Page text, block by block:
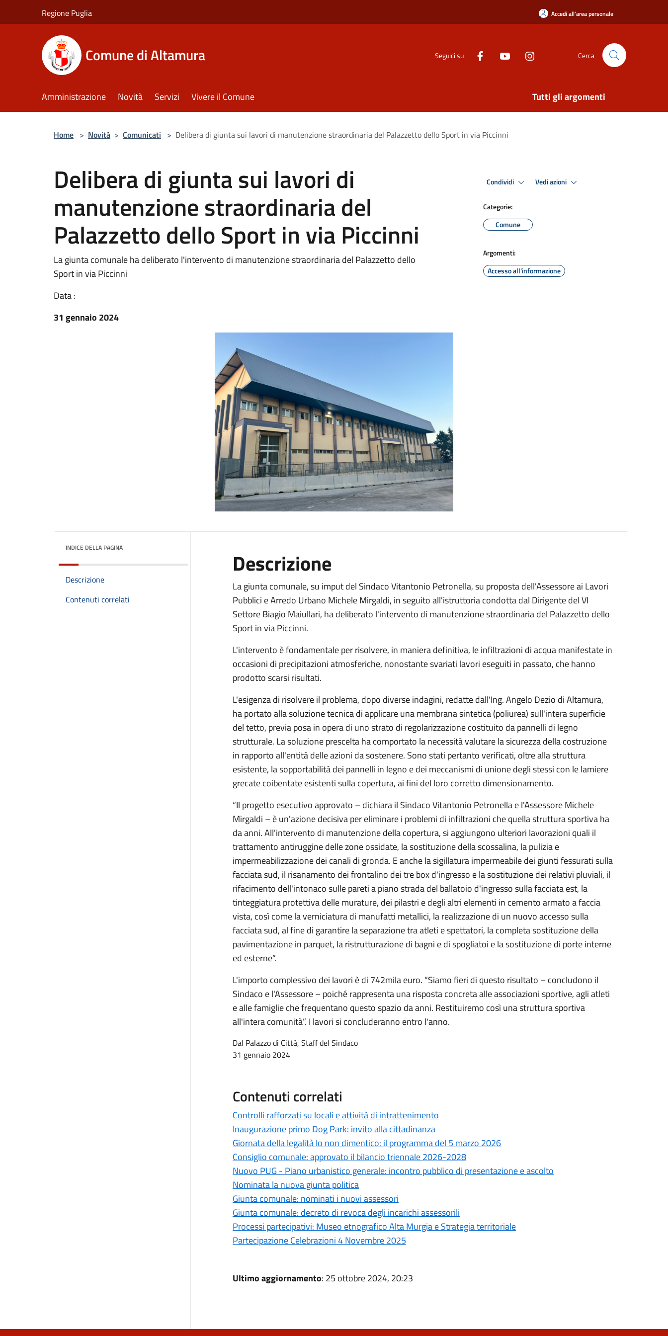
Regione Puglia Accedi all'area personale
Comune di Altamura Seguici su Cerca
Amministrazione Novità Servizi Vivere il Comune Tutti gli argomenti
Home > Novità > Comunicati > Delibera di giunta sui lavori di manutenzione straordinaria del Palazzetto dello Sport in via Piccinni
Delibera di giunta sui lavori di
manutenzione straordinaria del
Palazzetto dello Sport in via Piccinni
La giunta comunale ha deliberato l'intervento di manutenzione straordinaria del Palazzetto dello
Sport in via Piccinni
Data :
31 gennaio 2024
Condividi Vedi azioni
Categorie:
Comune
Argomenti:
Accesso all'informazione
INDICE DELLA PAGINA
Descrizione
Contenuti correlati
Descrizione
La giunta comunale, su imput del Sindaco Vitantonio Petronella, su proposta dell'Assessore ai Lavori
Pubblici e Arredo Urbano Michele Mirgaldi, in seguito all'istruttoria condotta dal Dirigente del VI
Settore Biagio Maiullari, ha deliberato l'intervento di manutenzione straordinaria del Palazzetto dello
Sport in via Piccinni.
L'intervento è fondamentale per risolvere, in maniera definitiva, le infiltrazioni di acqua manifestate in
occasioni di precipitazioni atmosferiche, nonostante svariati lavori eseguiti in passato, che hanno
prodotto scarsi risultati.
L'esigenza di risolvere il problema, dopo diverse indagini, redatte dall'Ing. Angelo Dezio di Altamura,
ha portato alla soluzione tecnica di applicare una membrana sintetica (poliurea) sull'intera superficie
del tetto, previa posa in opera di uno strato di regolarizzazione costituito da pannelli di legno
strutturale. La soluzione prescelta ha comportato la necessità valutare la sicurezza della costruzione
in rapporto all'entità delle azioni da sostenere. Sono stati pertanto verificati, oltre alla struttura
esistente, la sopportabilità dei pannelli in legno e dei meccanismi di unione degli stessi con le lamiere
grecate coibentate esistenti sulla copertura, ai fini del loro corretto dimensionamento.
“Il progetto esecutivo approvato – dichiara il Sindaco Vitantonio Petronella e l'Assessore Michele
Mirgaldi – è un'azione decisiva per eliminare i problemi di infiltrazioni che quella struttura sportiva ha
da anni. All'intervento di manutenzione della copertura, si aggiungono ulteriori lavorazioni quali il
trattamento antiruggine delle zone ossidate, la sostituzione della scossalina, la pulizia e
impermeabilizzazione dei canali di gronda. E anche la sigillatura impermeabile dei giunti fessurati sulla
facciata sud, il risanamento dei frontalino dei tre box d'ingresso e la sostituzione dei relativi pluviali, il
rifacimento dell'intonaco sulle pareti a piano strada del ballatoio d'ingresso sulla facciata est, la
tinteggiatura protettiva delle murature, dei pilastri e degli altri elementi in cemento armato a faccia
vista, così come la verniciatura di manufatti metallici, la realizzazione di un nuovo accesso sulla
facciata sud, al fine di garantire la separazione tra atleti e spettatori, la completa sostituzione della
pavimentazione in parquet, la ristrutturazione di bagni e di spogliatoi e la sostituzione di porte interne
ed esterne”.
L'importo complessivo dei lavori è di 742mila euro. “Siamo fieri di questo risultato – concludono il
Sindaco e l'Assessore – poiché rappresenta una risposta concreta alle associazioni sportive, agli atleti
e alle famiglie che frequentano questo spazio da anni. Restituiremo così una struttura sportiva
all'intera comunità”. I lavori si concluderanno entro l'anno.
Dal Palazzo di Città, Staff del Sindaco
31 gennaio 2024
Contenuti correlati
Controlli rafforzati su locali e attività di intrattenimento
Inaugurazione primo Dog Park: invito alla cittadinanza
Giornata della legalità Io non dimentico: il programma del 5 marzo 2026
Consiglio comunale: approvato il bilancio triennale 2026-2028
Nuovo PUG - Piano urbanistico generale: incontro pubblico di presentazione e ascolto
Nominata la nuova giunta politica
Giunta comunale: nominati i nuovi assessori
Giunta comunale: decreto di revoca degli incarichi assessorili
Processi partecipativi: Museo etnografico Alta Murgia e Strategia territoriale
Partecipazione Celebrazioni 4 Novembre 2025
Ultimo aggiornamento: 25 ottobre 2024, 20:23